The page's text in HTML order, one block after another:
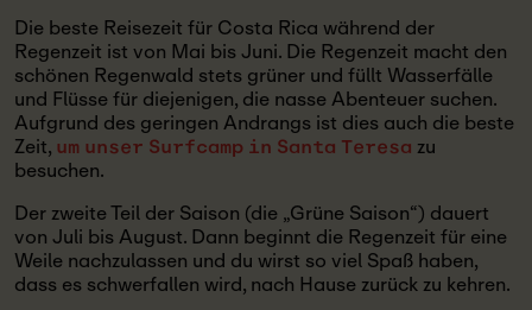
Die beste Reisezeit für Costa Rica während der
Regenzeit ist von Mai bis Juni. Die Regenzeit macht den
schönen Regenwald stets grüner und füllt Wasserfälle
und Flüsse für diejenigen, die nasse Abenteuer suchen.
Aufgrund des geringen Andrangs ist dies auch die beste
Zeit, um unser Surfcamp in Santa Teresa zu
besuchen.
Der zweite Teil der Saison (die „Grüne Saison“) dauert
von Juli bis August. Dann beginnt die Regenzeit für eine
Weile nachzulassen und du wirst so viel Spaß haben,
dass es schwerfallen wird, nach Hause zurück zu kehren.